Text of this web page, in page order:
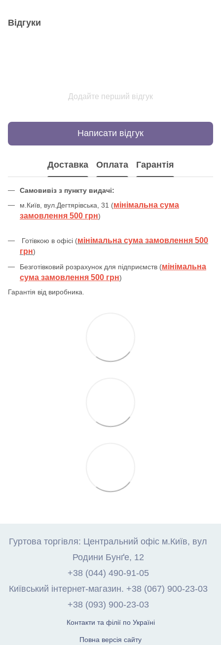
Відгуки
Додайте перший відгук
Написати відгук
Доставка Оплата Гарантія
Самовивіз з пункту видачі:
м.Київ, вул.Дегтярівська, 31 (мінімальна сума
замовлення 500 грн)
Готівкою в офісі (мінімальна сума замовлення 500
грн)
Безготівковий розрахунок для підприємств (мінімальна
сума замовлення 500 грн)
Гарантія від виробника.
Гуртова торгівля: Центральний офіс м.Київ, вул
Родини Бунґе, 12
+38 (044) 490-91-05
Київський інтернет-магазин. +38 (067) 900-23-03
+38 (093) 900-23-03
Контакти та філії по Україні
Повна версія сайту